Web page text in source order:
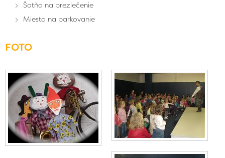
Šatňa na prezlečenie
Miesto na parkovanie
FOTO